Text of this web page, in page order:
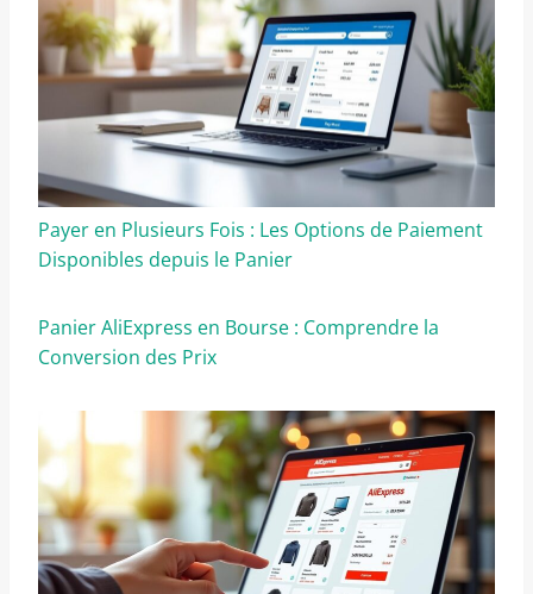
Payer en Plusieurs Fois : Les Options de Paiement
Disponibles depuis le Panier
Panier AliExpress en Bourse : Comprendre la
Conversion des Prix